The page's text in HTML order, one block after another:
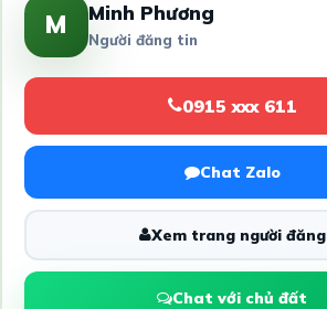
M Minh Phương
Người đăng tin
0915 xxx 611
Chat Zalo
Xem trang người đăng
Chat với chủ đất